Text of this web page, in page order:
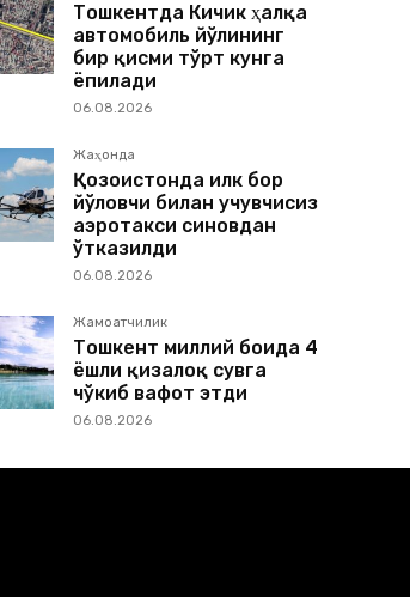
Тошкентда Кичик ҳалқа
автомобиль йўлининг
бир қисми тўрт кунга
ёпилади
06.08.2026
Жаҳонда
Қозоғистонда илк бор
йўловчи билан учувчисиз
аэротакси синовдан
ўтказилди
06.08.2026
Жамоатчилик
Тошкент миллий боғида 4
ёшли қизалоқ сувга
чўкиб вафот этди
06.08.2026